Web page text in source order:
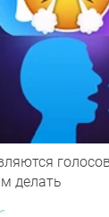
делать